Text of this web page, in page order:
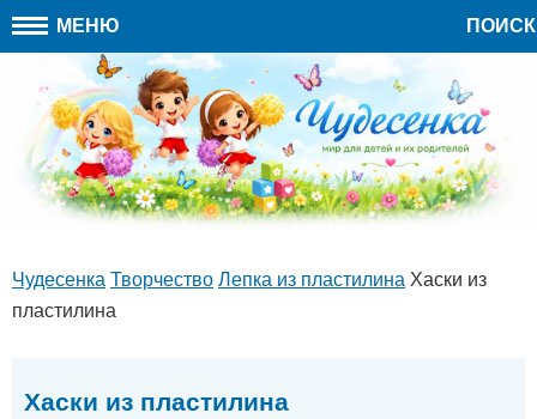
МЕНЮ ПОИСК
Чудесенка Творчество Лепка из пластилина Хаски из
пластилина
Хаски из пластилина